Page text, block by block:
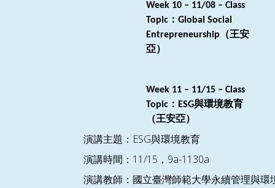
Week 10 – 11/08 – Class
Topic ： Global Social
Entrepreneurship （王安
亞）
Week 11 – 11/15 – Class
Topic ： ESG與環境教育
（王安亞）
演講主題： ESG與環境教育
演講時間： 11/15 ， 9a-1130a
演講教師：國立臺灣師範大學永續管理與環